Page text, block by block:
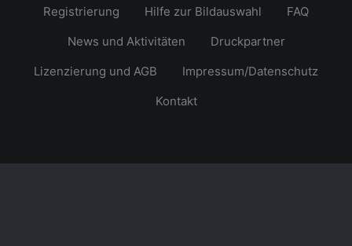
Registrierung Hilfe zur Bildauswahl
FAQ
News und Aktivitäten
Druckpartner
Lizenzierung und AGB
Impressum/Datenschutz
Kontakt